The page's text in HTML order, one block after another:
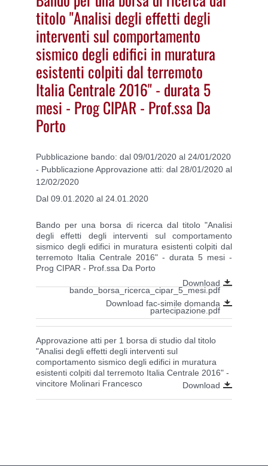
titolo "Analisi degli effetti degli
interventi sul comportamento
sismico degli edifici in muratura
esistenti colpiti dal terremoto
Italia Centrale 2016" - durata 5
mesi - Prog CIPAR - Prof.ssa Da
Porto
Pubblicazione bando: dal 09/01/2020 al 24/01/2020
- Pubblicazione Approvazione atti: dal 28/01/2020 al
12/02/2020
Dal 09.01.2020 al 24.01.2020
Bando per una borsa di ricerca dal titolo "Analisi
degli effetti degli interventi sul comportamento
sismico degli edifici in muratura esistenti colpiti dal
terremoto Italia Centrale 2016" - durata 5 mesi -
Prog CIPAR - Prof.ssa Da Porto
Download
bando_borsa_ricerca_cipar_5_mesi.pdf
Download fac-simile domanda
partecipazione.pdf
Approvazione atti per 1 borsa di studio dal titolo
"Analisi degli effetti degli interventi sul
comportamento sismico degli edifici in muratura
esistenti colpiti dal terremoto Italia Centrale 2016" -
vincitore Molinari Francesco
Download